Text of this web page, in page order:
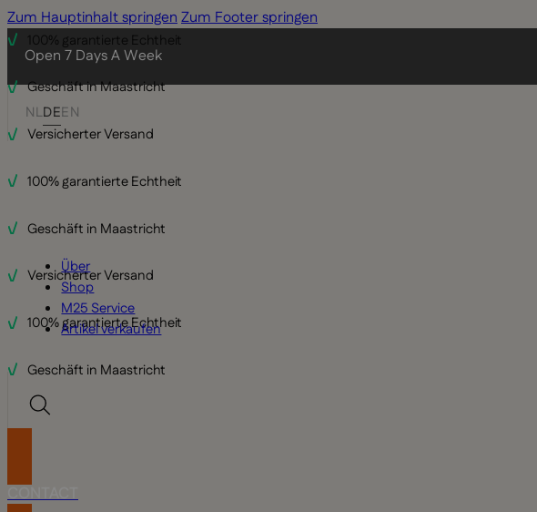
Zum Hauptinhalt springenZum Footer springen
Open 7 Days A Week
NLDEEN
100% garantierte Echtheit
Geschäft in Maastricht
Versicherter Versand
100% garantierte Echtheit
Geschäft in Maastricht
Versicherter Versand
100% garantierte Echtheit
Geschäft in Maastricht
Über
Shop
M25 Service
Artikel verkaufen
CONTACT